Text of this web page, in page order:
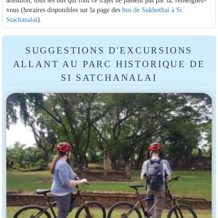
vous (horaires disponibles sur la page des bus de Sukhothai à Si
Stachanalai).
SUGGESTIONS D'EXCURSIONS
ALLANT AU PARC HISTORIQUE DE
SI SATCHANALAI